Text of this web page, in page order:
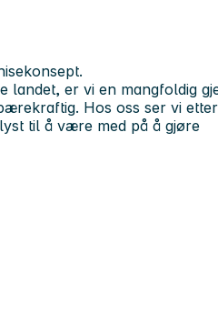
landet, er vi en mangfoldig
Hos oss ser vi
til å være med på å gjøre